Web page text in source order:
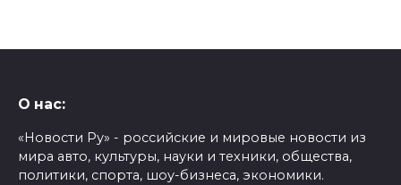
О нас:
«Новости Ру» - российские и мировые новости из
мира авто, культуры, науки и техники, общества,
политики, спорта, шоу-бизнеса, экономики.